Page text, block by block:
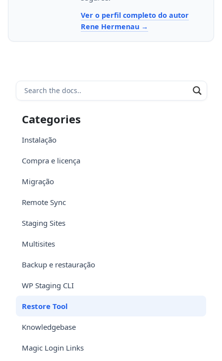
Ver o perfil completo do autor
Rene Hermenau
Categories
Instalação
Compra e licença
Migração
Remote Sync
Staging Sites
Multisites
Backup e restauração
WP Staging CLI
Restore Tool
Knowledgebase
Magic Login Links